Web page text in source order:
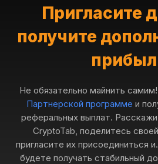
Пригласите
получите
Не обязательно майнить
Партнерской программе и
реферальных выплат.
CryptoTab, поделитесь
пригласите их присоединиться
будете получать стабильный